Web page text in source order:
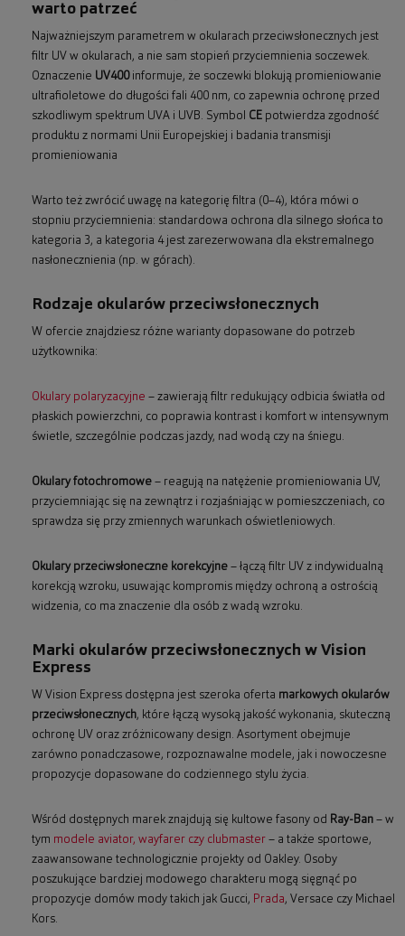
warto patrzeć
Najważniejszym parametrem w okularach przeciwsłonecznych jest
filtr UV w okularach, a nie sam stopień przyciemnienia soczewek.
Oznaczenie UV400informuje, że soczewki blokują promieniowanie
ultrafioletowe do długości fali 400 nm, co zapewnia ochronę przed
szkodliwym spektrum UVA i UVB. Symbol CE potwierdza zgodność
produktu z normami Unii Europejskiej i badania transmisji
promieniowania
Warto też zwrócić uwagę na kategorię filtra (0–4), która mówi o
stopniu przyciemnienia: standardowa ochrona dla silnego słońca to
kategoria 3, a kategoria 4 jest zarezerwowana dla ekstremalnego
nasłonecznienia (np. w górach).
Rodzaje okularów przeciwsłonecznych
W ofercie znajdziesz różne warianty dopasowane do potrzeb
użytkownika:
Okulary polaryzacyjne – zawierają filtr redukujący odbicia światła od
płaskich powierzchni, co poprawia kontrast i komfort w intensywnym
świetle, szczególnie podczas jazdy, nad wodą czy na śniegu.
Okulary fotochromowe – reagują na natężenie promieniowania UV,
przyciemniając się na zewnątrz i rozjaśniając w pomieszczeniach, co
sprawdza się przy zmiennych warunkach oświetleniowych.
Okulary przeciwsłoneczne korekcyjne – łączą filtr UV z indywidualną
korekcją wzroku, usuwając kompromis między ochroną a ostrością
widzenia, co ma znaczenie dla osób z wadą wzroku.
Marki okularów przeciwsłonecznych w Vision
Express
W Vision Express dostępna jest szeroka oferta markowych okularów
przeciwsłonecznych, które łączą wysoką jakość wykonania, skuteczną
ochronę UV oraz zróżnicowany design. Asortyment obejmuje
zarówno ponadczasowe, rozpoznawalne modele, jak i nowoczesne
propozycje dopasowane do codziennego stylu życia.
Wśród dostępnych marek znajdują się kultowe fasony od Ray-Ban – w
tym modele aviator, wayfarer czy clubmaster – a także sportowe,
zaawansowane technologicznie projekty od Oakley. Osoby
poszukujące bardziej modowego charakteru mogą sięgnąć po
propozycje domów mody takich jak Gucci, Prada, Versace czy Michael
Kors.